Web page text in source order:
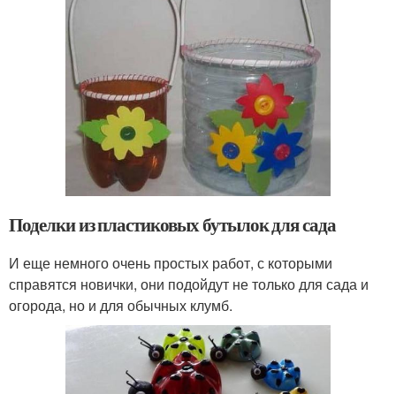
Поделки из пластиковых бутылок для сада
И еще немного очень простых работ, с которыми
справятся новички, они подойдут не только для сада и
огорода, но и для обычных клумб.